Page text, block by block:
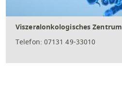
Viszeralonkologisches Zentrum
Telefon: 07131 49-33010